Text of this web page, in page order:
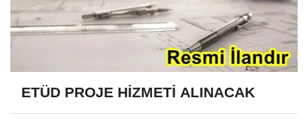
ETÜD PROJE HİZMETİ ALINACAK